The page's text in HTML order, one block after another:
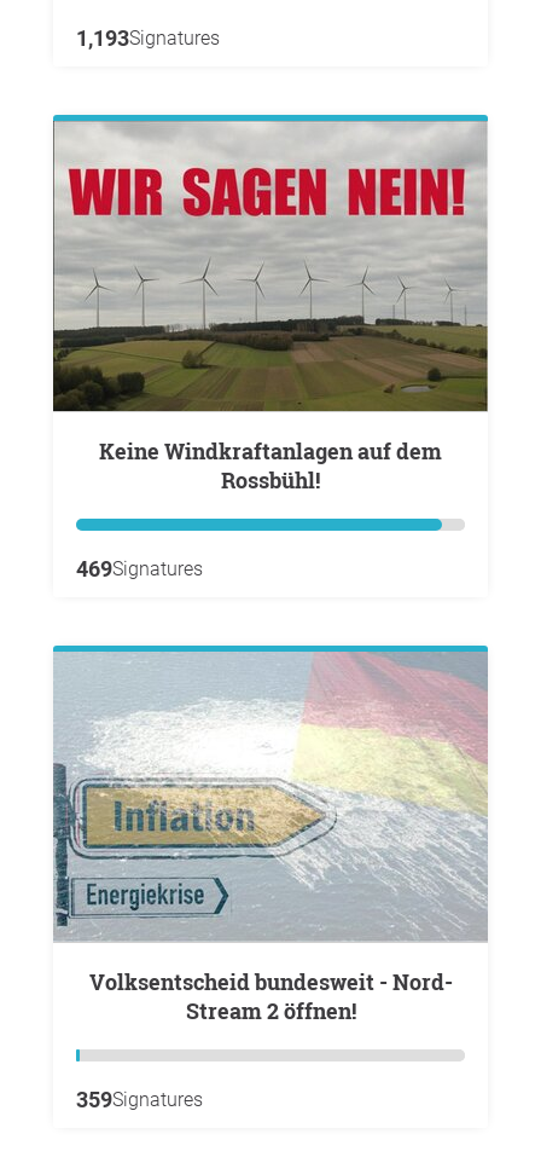
1,193Signatures
Keine Windkraftanlagen auf dem
Rossbühl!
469Signatures
Volksentscheid bundesweit - Nord-
Stream 2 öffnen!
359Signatures